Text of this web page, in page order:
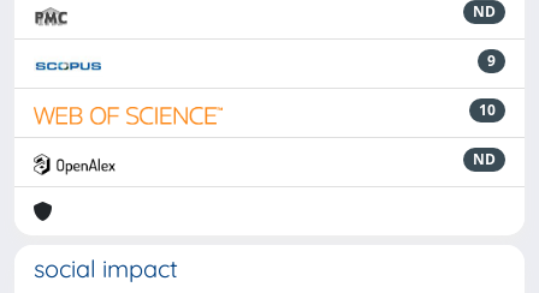
ND
9
10
ND
social impact